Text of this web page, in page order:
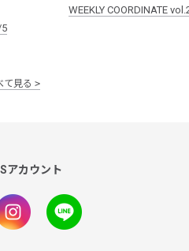
5
WEEKLY COORDINATE
て見る
アカウント